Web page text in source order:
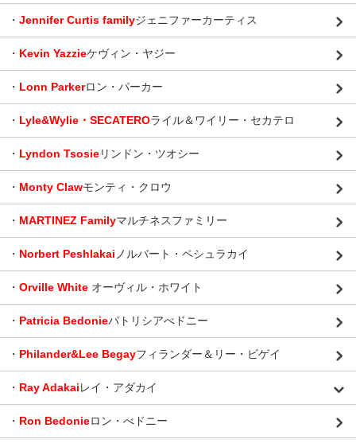
・ Jennifer Curtis familyジェニファーカーティス
・ Kevin Yazzieケヴィン・ヤジー
・ Lonn Parkerロン・パーカー
・ Lyle&Wylie・SECATEROライル＆ワイリー・セカテロ
・ Lyndon Tsosieリンドン・ツオシー
・ Monty Clawモンティ・クロウ
・ MARTINEZ Familyマルチネスファミリー
・ Norbert Peshlakai ノルバート・ペシュラカイ
・ Orville White オーヴィル・ホワイト
・ Patricia Bedonieパトリシアべドニー
・ Philander&Lee Begayフィランダー＆リー・ビゲイ
・ Ray Adakaiレイ・アダカイ
・ Ron Bedonieロン・べドニー